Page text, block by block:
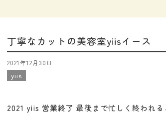
丁寧なカットの美容室yiisイース
2021年12月30日
yiis
2021 yiis 営業終了 ︎最後まで忙しく終われ